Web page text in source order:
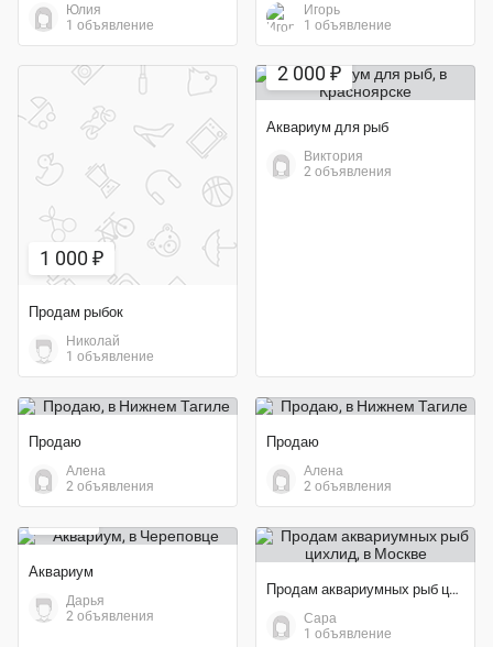
Юлия
1 объявление
Игорь
1 объявление
1 000 ₽
Продам рыбок
Николай
1 объявление
2 000 ₽
Аквариум для рыб
Виктория
2 объявления
Продаю
Алена
2 объявления
Продаю
Алена
2 объявления
Аквариум
Дарья
2 объявления
Продам аквариумных рыб цихлид
Сара
1 объявление